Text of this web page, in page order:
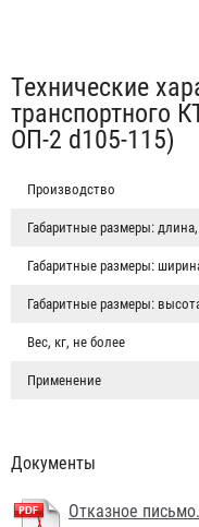
Табы
Технические
транспортного
ОП-2 d105-115)
Производство
Габаритные размеры:
Габаритные размеры:
Габаритные размеры:
Вес, кг, не более
Применение
Документы
Отказное письмо.